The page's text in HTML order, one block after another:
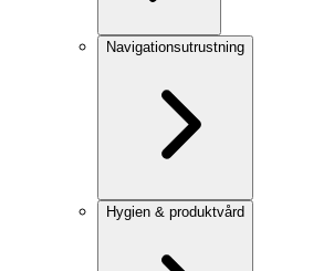
Navigationsutrustning
Hygien & produktvård